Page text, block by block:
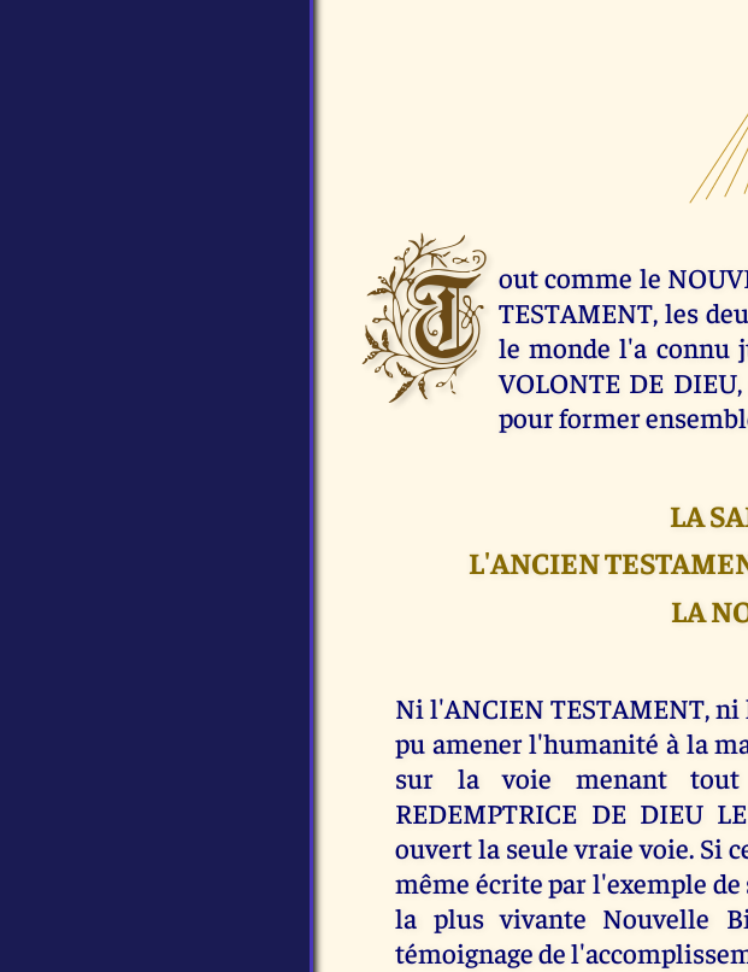
T out comme le
TESTAMENT, les
le monde l'a connu
VOLONTE DE
pour former
LA
L'ANCIEN
LA
Ni l'ANCIEN TESTAMENT,
pu amener l'humanité à la
sur la voie menant
REDEMPTRICE DE DIEU
ouvert la seule vraie voie. Si
même écrite par l'exemple de
la plus vivante Nouvelle
témoignage de